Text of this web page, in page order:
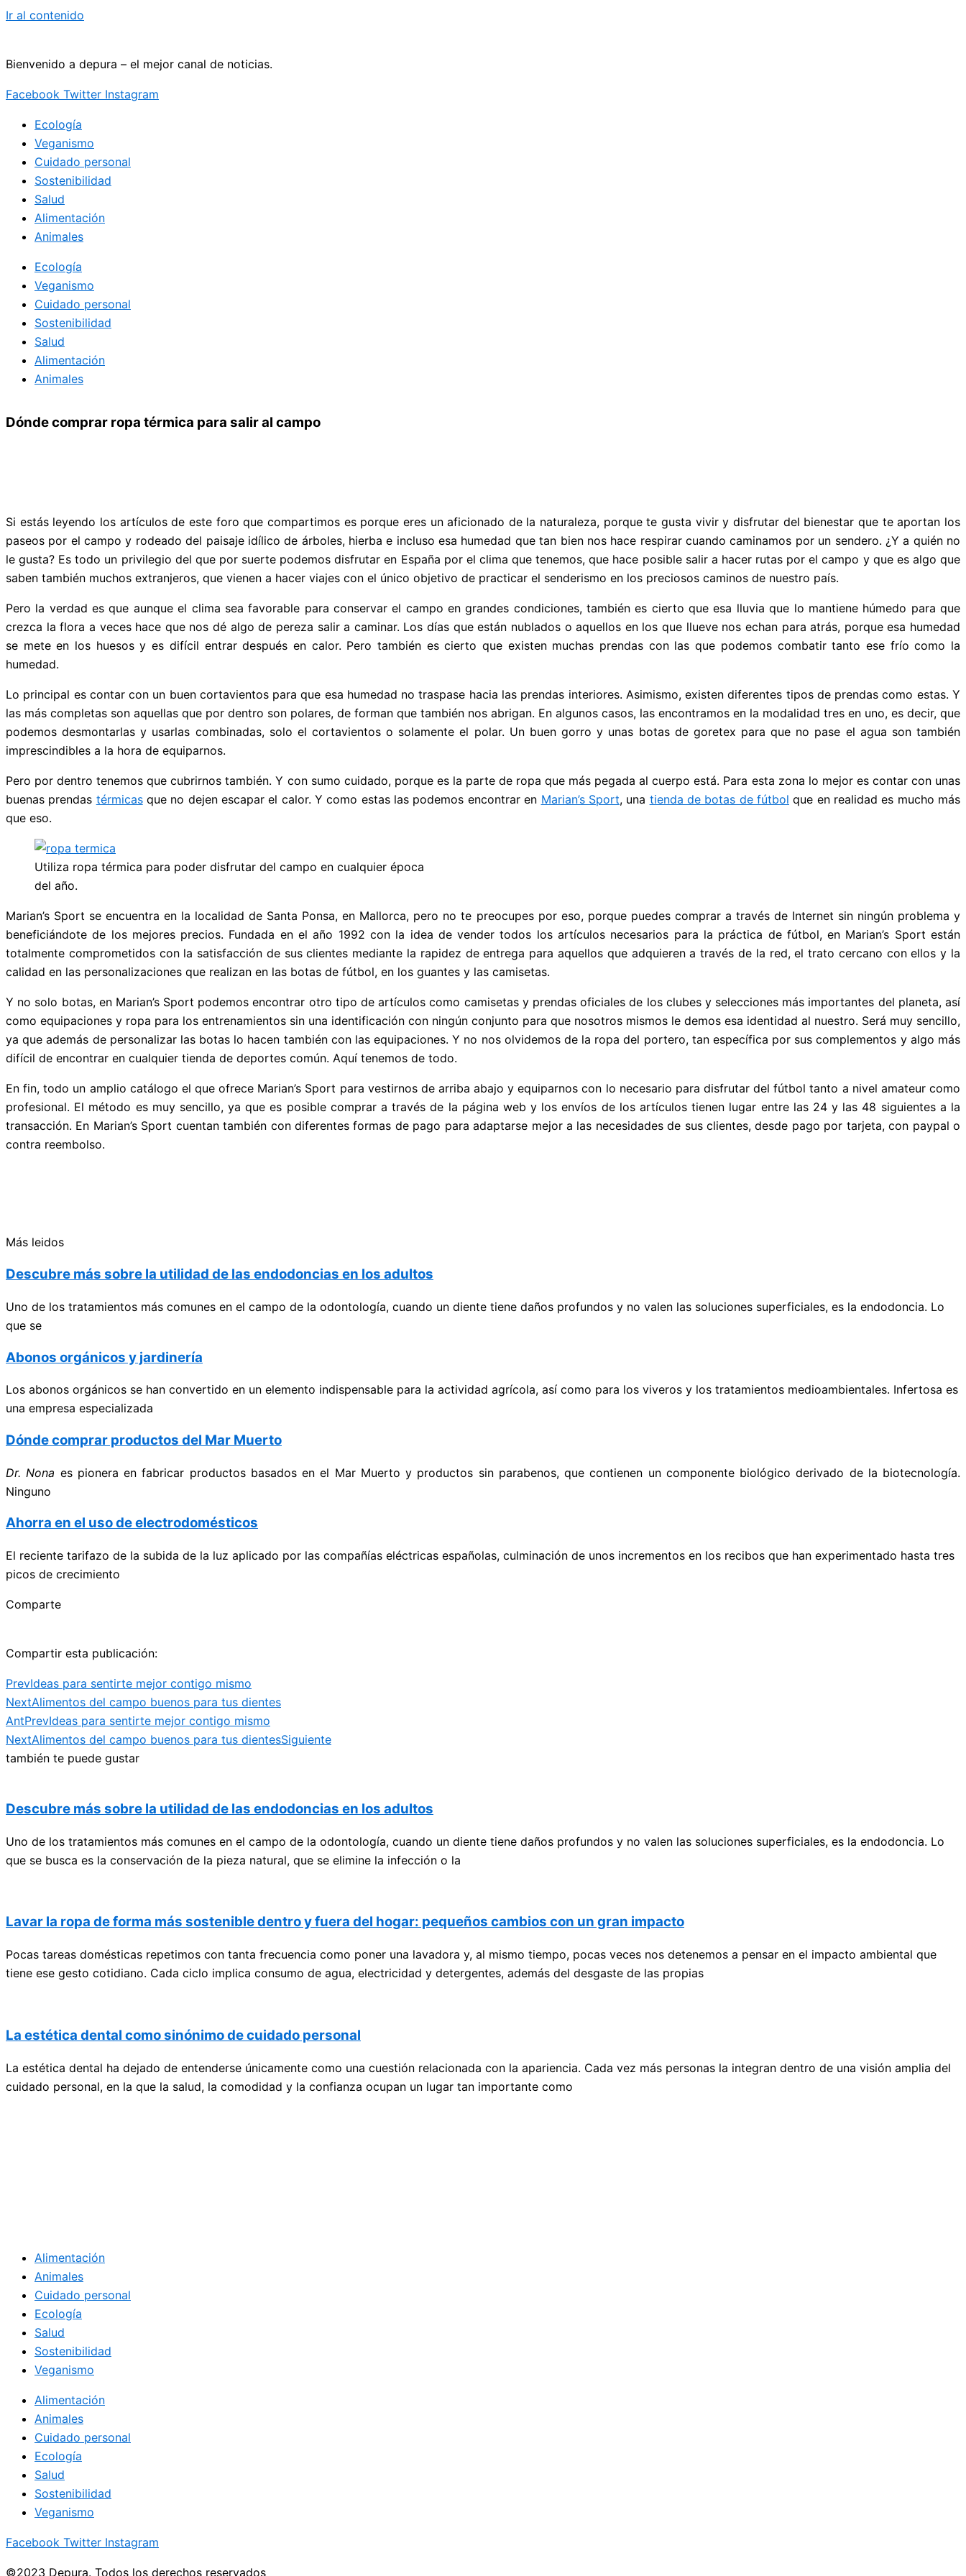
Ir al contenido
Bienvenido a depura – el mejor canal de noticias.
Facebook Twitter Instagram
Ecología
Veganismo
Cuidado personal
Sostenibilidad
Salud
Alimentación
Animales
Ecología
Veganismo
Cuidado personal
Sostenibilidad
Salud
Alimentación
Animales
Dónde comprar ropa térmica para salir al campo
Si estás leyendo los artículos de este foro que compartimos es porque eres un aficionado de la naturaleza, porque te gusta vivir y disfrutar del bienestar que te aportan los
paseos por el campo y rodeado del paisaje idílico de árboles, hierba e incluso esa humedad que tan bien nos hace respirar cuando caminamos por un sendero. ¿Y a quién no
le gusta? Es todo un privilegio del que por suerte podemos disfrutar en España por el clima que tenemos, que hace posible salir a hacer rutas por el campo y que es algo que
saben también muchos extranjeros, que vienen a hacer viajes con el único objetivo de practicar el senderismo en los preciosos caminos de nuestro país.
Pero la verdad es que aunque el clima sea favorable para conservar el campo en grandes condiciones, también es cierto que esa lluvia que lo mantiene húmedo para que
crezca la flora a veces hace que nos dé algo de pereza salir a caminar. Los días que están nublados o aquellos en los que llueve nos echan para atrás, porque esa humedad
se mete en los huesos y es difícil entrar después en calor. Pero también es cierto que existen muchas prendas con las que podemos combatir tanto ese frío como la
humedad.
Lo principal es contar con un buen cortavientos para que esa humedad no traspase hacia las prendas interiores. Asimismo, existen diferentes tipos de prendas como estas. Y
las más completas son aquellas que por dentro son polares, de forman que también nos abrigan. En algunos casos, las encontramos en la modalidad tres en uno, es decir, que
podemos desmontarlas y usarlas combinadas, solo el cortavientos o solamente el polar. Un buen gorro y unas botas de goretex para que no pase el agua son también
imprescindibles a la hora de equiparnos.
Pero por dentro tenemos que cubrirnos también. Y con sumo cuidado, porque es la parte de ropa que más pegada al cuerpo está. Para esta zona lo mejor es contar con unas
buenas prendas térmicasque no dejen escapar el calor. Y como estas las podemos encontrar en Marian’s Sport, una tienda de botas de fútbol que en realidad es mucho más
que eso.
Utiliza ropa térmica para poder disfrutar del campo en cualquier época
del año.
Marian’s Sport se encuentra en la localidad de Santa Ponsa, en Mallorca, pero no te preocupes por eso, porque puedes comprar a través de Internet sin ningún problema y
beneficiándote de los mejores precios. Fundada en el año 1992 con la idea de vender todos los artículos necesarios para la práctica de fútbol, en Marian’s Sport están
totalmente comprometidos con la satisfacción de sus clientes mediante la rapidez de entrega para aquellos que adquieren a través de la red, el trato cercano con ellos y la
calidad en las personalizaciones que realizan en las botas de fútbol, en los guantes y las camisetas.
Y no solo botas, en Marian’s Sport podemos encontrar otro tipo de artículos como camisetas y prendas oficiales de los clubes y selecciones más importantes del planeta, así
como equipaciones y ropa para los entrenamientos sin una identificación con ningún conjunto para que nosotros mismos le demos esa identidad al nuestro. Será muy sencillo,
ya que además de personalizar las botas lo hacen también con las equipaciones. Y no nos olvidemos de la ropa del portero, tan específica por sus complementos y algo más
difícil de encontrar en cualquier tienda de deportes común. Aquí tenemos de todo.
En fin, todo un amplio catálogo el que ofrece Marian’s Sport para vestirnos de arriba abajo y equiparnos con lo necesario para disfrutar del fútbol tanto a nivel amateur como
profesional. El método es muy sencillo, ya que es posible comprar a través de la página web y los envíos de los artículos tienen lugar entre las 24 y las 48 siguientes a la
transacción. En Marian’s Sport cuentan también con diferentes formas de pago para adaptarse mejor a las necesidades de sus clientes, desde pago por tarjeta, con paypal o
contra reembolso.
Más leidos
Descubre más sobre la utilidad de las endodoncias en los adultos
Uno de los tratamientos más comunes en el campo de la odontología, cuando un diente tiene daños profundos y no valen las soluciones superficiales, es la endodoncia. Lo
que se
Abonos orgánicos y jardinería
Los abonos orgánicos se han convertido en un elemento indispensable para la actividad agrícola, así como para los viveros y los tratamientos medioambientales. Infertosa es
una empresa especializada
Dónde comprar productos del Mar Muerto
Dr. Nona es pionera en fabricar productos basados en el Mar Muerto y productos sin parabenos, que contienen un componente biológico derivado de la biotecnología.
Ninguno
Ahorra en el uso de electrodomésticos
El reciente tarifazo de la subida de la luz aplicado por las compañías eléctricas españolas, culminación de unos incrementos en los recibos que han experimentado hasta tres
picos de crecimiento
Comparte
Compartir esta publicación:
PrevIdeas para sentirte mejor contigo mismo
NextAlimentos del campo buenos para tus dientes
AntPrevIdeas para sentirte mejor contigo mismo
NextAlimentos del campo buenos para tus dientesSiguiente
también te puede gustar
Descubre más sobre la utilidad de las endodoncias en los adultos
Uno de los tratamientos más comunes en el campo de la odontología, cuando un diente tiene daños profundos y no valen las soluciones superficiales, es la endodoncia. Lo
que se busca es la conservación de la pieza natural, que se elimine la infección o la
Lavar la ropa de forma más sostenible dentro y fuera del hogar: pequeños cambios con un gran impacto
Pocas tareas domésticas repetimos con tanta frecuencia como poner una lavadora y, al mismo tiempo, pocas veces nos detenemos a pensar en el impacto ambiental que
tiene ese gesto cotidiano. Cada ciclo implica consumo de agua, electricidad y detergentes, además del desgaste de las propias
La estética dental como sinónimo de cuidado personal
La estética dental ha dejado de entenderse únicamente como una cuestión relacionada con la apariencia. Cada vez más personas la integran dentro de una visión amplia del
cuidado personal, en la que la salud, la comodidad y la confianza ocupan un lugar tan importante como
Alimentación
Animales
Cuidado personal
Ecología
Salud
Sostenibilidad
Veganismo
Alimentación
Animales
Cuidado personal
Ecología
Salud
Sostenibilidad
Veganismo
Facebook Twitter Instagram
©2023 Depura. Todos los derechos reservados